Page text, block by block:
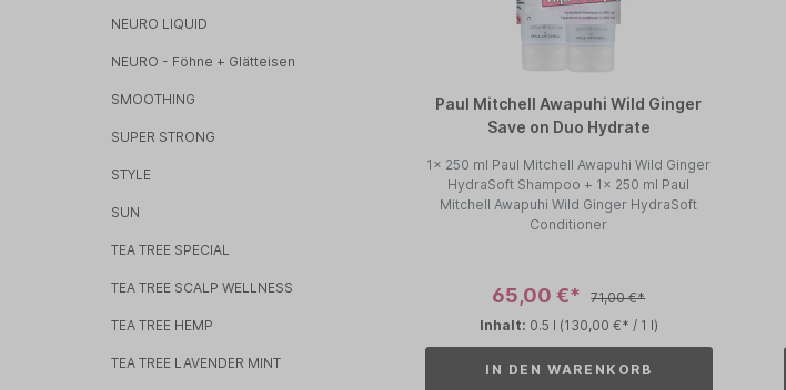
NEURO LIQUID
NEURO - Föhne + Glätteisen
SMOOTHING
SUPER STRONG
STYLE
SUN
TEA TREE SPECIAL
TEA TREE SCALP WELLNESS
TEA TREE HEMP
TEA TREE LAVENDER MINT
Paul Mitchell Awapuhi Wild Ginger
Save on Duo Hydrate
1x 250 ml Paul Mitchell Awapuhi Wild Ginger
HydraSoft Shampoo + 1x 250 ml Paul
Mitchell Awapuhi Wild Ginger HydraSoft
Conditioner
65,00 €*
71,00 €*
Inhalt: 0.5 l (130,00 €* / 1 l)
IN DEN WARENKORB